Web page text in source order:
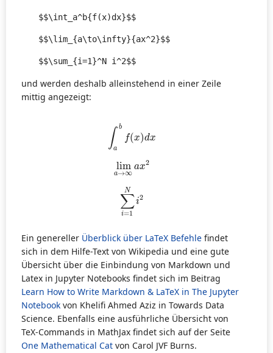
$$\int_a^b{f(x)dx}$$
$$\lim_{a\to\infty}{ax^2}$$
$$\sum_{i=1}^N i^2$$
und werden deshalb alleinstehend in einer Zeile
mittig angezeigt:
∫ b
a
f(x)dx
ab
lim
a→∞
ax2
lim ∞
N
∑
i=1
i2
∑i=
Ein genereller Überblick über LaTeX Befehle findet
sich in dem Hilfe-Text von Wikipedia und eine gute
Übersicht über die Einbindung von Markdown und
Latex in Jupyter Notebooks findet sich im Beitrag
Learn How to Write Markdown & LaTeX in The Jupyter
Notebook von Khelifi Ahmed Aziz in Towards Data
Science. Ebenfalls eine ausführliche Übersicht von
TeX-Commands in MathJax findet sich auf der Seite
One Mathematical Cat von Carol JVF Burns.